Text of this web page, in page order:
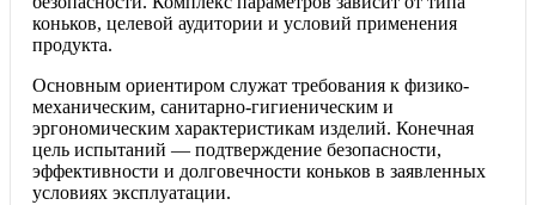
коньков, целевой аудитории и условий применения
продукта.
Основным ориентиром служат требования к физико-
механическим, санитарно-гигиеническим и
эргономическим характеристикам изделий. Конечная
цель испытаний — подтверждение безопасности,
эффективности и долговечности коньков в заявленных
условиях эксплуатации.